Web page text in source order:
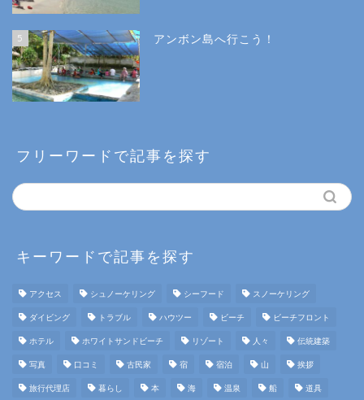
5 アンボン島へ行こう！
フリーワードで記事を探す
キーワードで記事を探す
アクセス シュノーケリング シーフード スノーケリング
ダイビング トラブル ハウツー ビーチ ビーチフロント
ホテル ホワイトサンドビーチ リゾート 人々 伝統建築
写真 口コミ 古民家 宿 宿泊 山 挨拶
旅行代理店 暮らし 本 海 温泉 船 道具